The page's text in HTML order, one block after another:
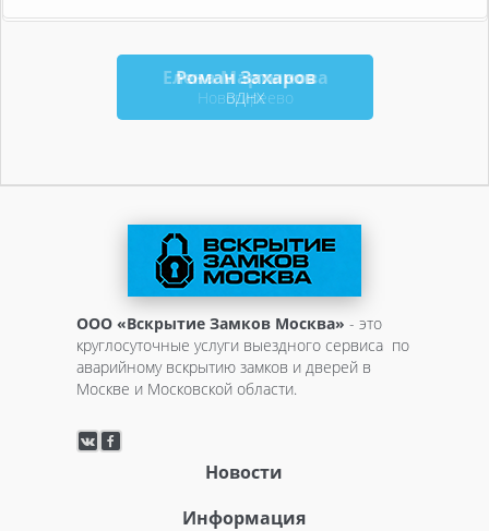
Роман Захаров
ВДНХ
Елена Мартынова
Новогиреево
ООО «Вскрытие Замков Москва» - это
круглосуточные услуги выездного сервиса по
аварийному вскрытию замков и дверей в
Москве и Московской области.
Новости
Информация